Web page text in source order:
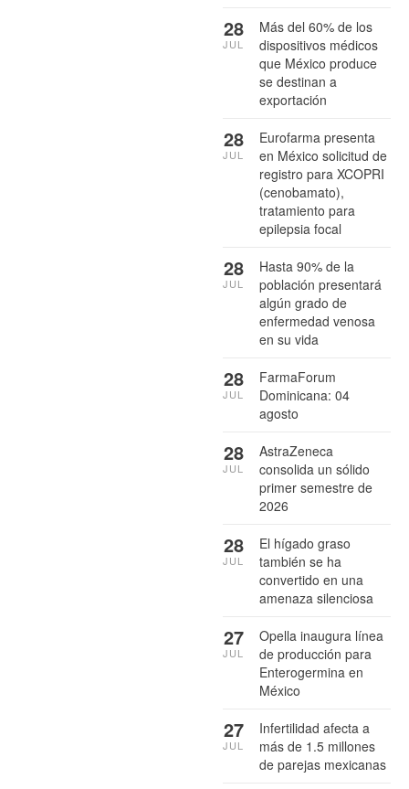
Más del 60% de los
dispositivos médicos
que México produce
se destinan a
exportación
28
JUL
Eurofarma presenta
en México solicitud de
registro para XCOPRI
(cenobamato),
tratamiento para
epilepsia focal
28
JUL
Hasta 90% de la
población presentará
algún grado de
enfermedad venosa
en su vida
28
JUL
FarmaForum
Dominicana: 04
agosto
28
JUL
AstraZeneca
consolida un sólido
primer semestre de
2026
28
JUL
El hígado graso
también se ha
convertido en una
amenaza silenciosa
28
JUL
Opella inaugura línea
de producción para
Enterogermina en
México
27
JUL
Infertilidad afecta a
más de 1.5 millones
de parejas mexicanas
27
JUL